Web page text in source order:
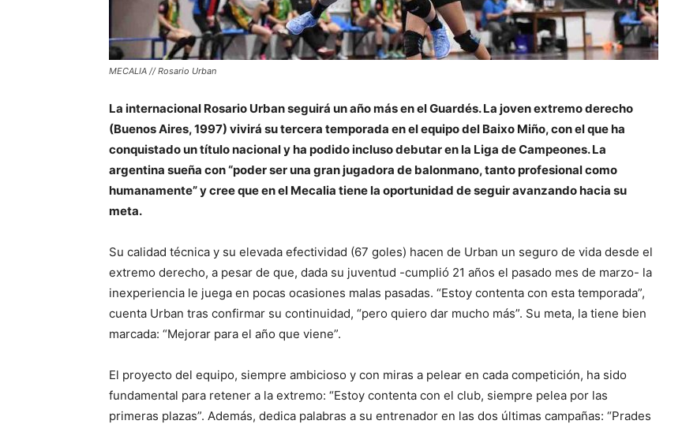
MECALIA // Rosario Urban
La internacional Rosario Urban seguirá un año más en el Guardés. La joven extremo derecho
(Buenos Aires, 1997) vivirá su tercera temporada en el equipo del Baixo Miño, con el que ha
conquistado un título nacional y ha podido incluso debutar en la Liga de Campeones. La
argentina sueña con “poder ser una gran jugadora de balonmano, tanto profesional como
humanamente” y cree que en el Mecalia tiene la oportunidad de seguir avanzando hacia su
meta.
Su calidad técnica y su elevada efectividad (67 goles) hacen de Urban un seguro de vida desde el
extremo derecho, a pesar de que, dada su juventud -cumplió 21 años el pasado mes de marzo- la
inexperiencia le juega en pocas ocasiones malas pasadas. “Estoy contenta con esta temporada”,
cuenta Urban tras confirmar su continuidad, “pero quiero dar mucho más”. Su meta, la tiene bien
marcada: “Mejorar para el año que viene”.
El proyecto del equipo, siempre ambicioso y con miras a pelear en cada competición, ha sido
fundamental para retener a la extremo: “Estoy contenta con el club, siempre pelea por las
primeras plazas”. Además, dedica palabras a su entrenador en las dos últimas campañas: “Prades